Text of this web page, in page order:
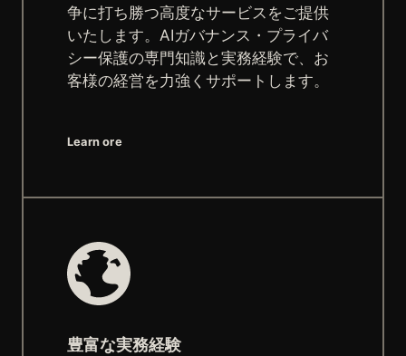
争に打ち勝つ高度なサービスをご提供
いたします。AIガバナンス・プライバ
シー保護の専門知識と実務経験で、お
客様の経営を力強くサポートします。
Learn ore
豊富な実務経験